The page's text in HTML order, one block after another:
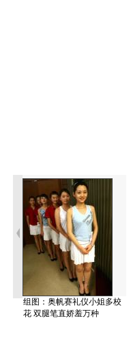
组图：奥帆赛礼仪小姐多校
花 双腿笔直娇羞万种